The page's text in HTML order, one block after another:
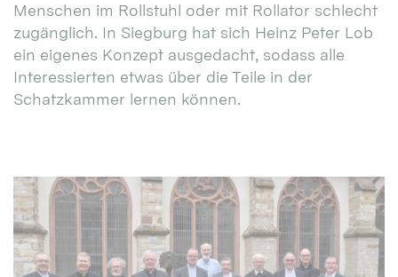
Menschen im Rollstuhl oder mit Rollator schlecht
zugänglich. In Siegburg hat sich Heinz Peter Lob
ein eigenes Konzept ausgedacht, sodass alle
Interessierten etwas über die Teile in der
Schatzkammer lernen können.